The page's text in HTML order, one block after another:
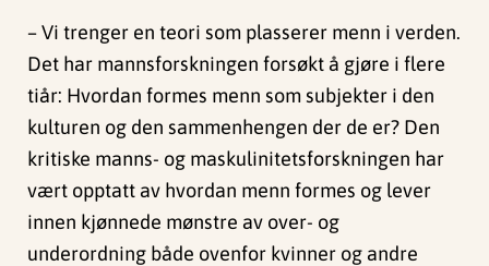
– Vi trenger en teori som plasserer menn i verden.
Det har mannsforskningen forsøkt å gjøre i flere
tiår: Hvordan formes menn som subjekter i den
kulturen og den sammenhengen der de er? Den
kritiske manns- og maskulinitetsforskningen har
vært opptatt av hvordan menn formes og lever
innen kjønnede mønstre av over- og
underordning både ovenfor kvinner og andre